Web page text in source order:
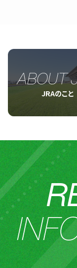
ABOUT
JRAのこと